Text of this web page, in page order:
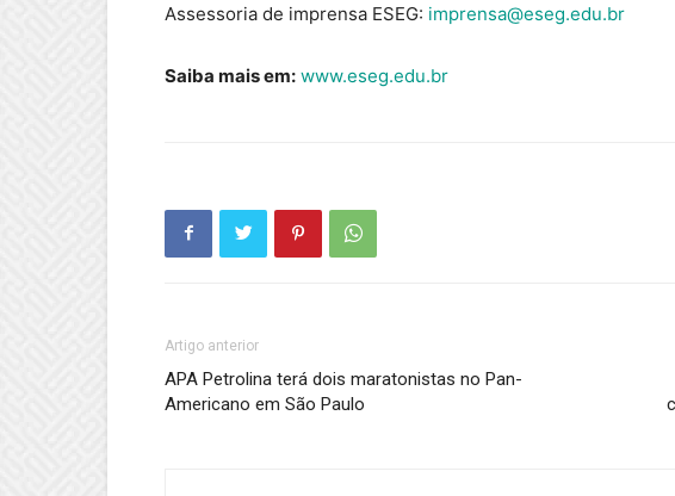
Assessoria de imprensa ESEG: imprensa@eseg.edu.br
Saiba mais em: www.eseg.edu.br
Artigo anterior
APA Petrolina terá dois maratonistas no Pan-
Americano em São Paulo